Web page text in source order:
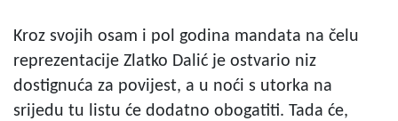
Kroz svojih osam i pol godina mandata na čelu
reprezentacije Zlatko Dalić je ostvario niz
dostignuća za povijest, a u noći s utorka na
srijedu tu listu će dodatno obogatiti. Tada će,